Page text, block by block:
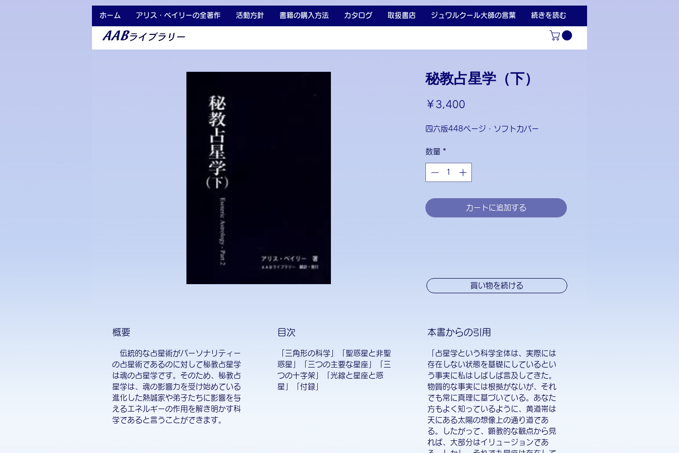
ホーム アリス・ベイリーの全著作 活動方針 書籍の購入方法 カタログ 取扱書店 ジュワルクール大師の言葉 続きを読む
秘教占星学（下）
￥3,400
四六版448ページ・ソフトカバー
数量 *
カートに追加する
概要
伝統的な占星術がパーソナリティー
の占星術であるのに対して秘教占星学
は魂の占星学です。そのため、秘教占
星学は、魂の影響力を受け始めている
進化した熱誠家や弟子たちに影響を与
えるエネルギーの作用を解き明かす科
学であると言うことができます。
目次
「三角形の科学」「聖惑星と非聖
惑星」「三つの主要な星座」「三
つの十字架」「光線と星座と惑
星」「付録」
本書からの引用
「占星学という科学全体は、実際には
存在しない状態を基礎にしているとい
う事実に私はしばしば言及してきた。
物質的な事実には根拠がないが、それ
でも常に真理に基づいている。あなた
方もよく知っているように、黄道帯は
天にある太陽の想像上の通り道であ
る。したがって、顕教的な観点から見
れば、大部分はイリュージョンであ
買い物を続ける